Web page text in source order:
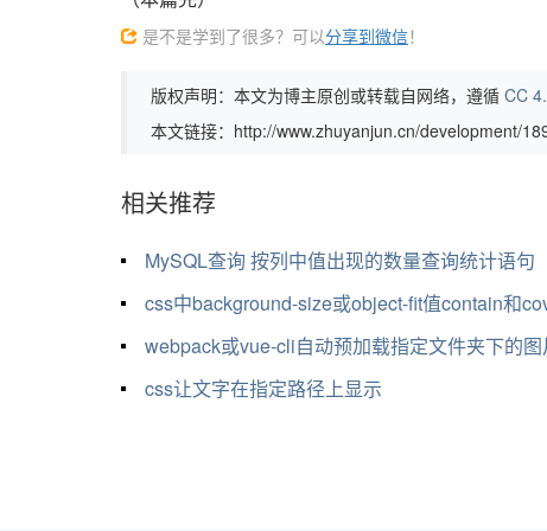
是不是学到了很多？可以分享到微信！
版权声明：本文为博主原创或转载自网络，遵循 CC
本文链接：http://www.zhuyanjun.cn/development/
相关推荐
MySQL查询 按列中值出现的数量查询统计语句
css中background-size或object-fit值contain和cover中的
webpack或vue-cli自动预加载指定文件夹下的
css让文字在指定路径上显示